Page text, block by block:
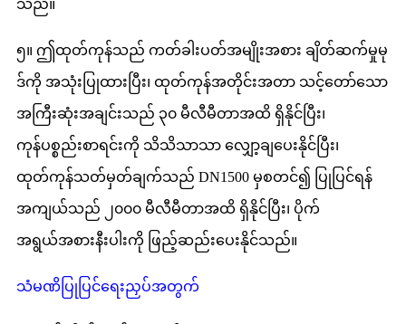
သည်။
၅။ ဤထုတ်ကုန်သည် ကတ်ခါးပတ်အမျိုးအစား ချိတ်ဆက်မှုမု
ဒ်ကို အသုံးပြုထားပြီး၊ ထုတ်ကုန်အတိုင်းအတာ သင့်တော်သော
အကြီးဆုံးအချင်းသည် ၃၀ မီလီမီတာအထိ ရှိနိုင်ပြီး၊
ကုန်ပစ္စည်းစာရင်းကို သိသိသာသာ လျှော့ချပေးနိုင်ပြီး၊
ထုတ်ကုန်သတ်မှတ်ချက်သည် DN1500 မှစတင်၍ ပြုပြင်ရန်
အကျယ်သည် ၂၀၀၀ မီလီမီတာအထိ ရှိနိုင်ပြီး၊ ပိုက်
အရွယ်အစားနီးပါးကို ဖြည့်ဆည်းပေးနိုင်သည်။
သံမဏိပြုပြင်ရေးညှပ်အတွက်